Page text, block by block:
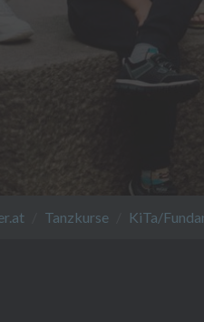
Tanzkurse KiTa/